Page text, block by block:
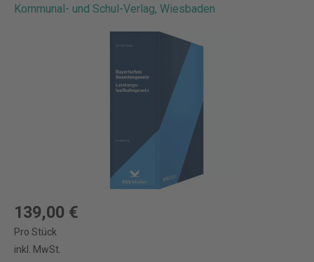
Kommunal- und Schul-Verlag, Wiesbaden
139,00 €
Pro Stück
inkl. MwSt.